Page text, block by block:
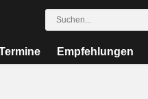
Empfehlungen